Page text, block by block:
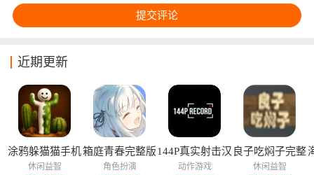
近期更新
涂鸦躲猫猫手机
版
休闲益智
箱庭青春完整版
角色扮演
144P真实射击汉
化版
动作游戏
良子吃焖子完整
版
休闲益智